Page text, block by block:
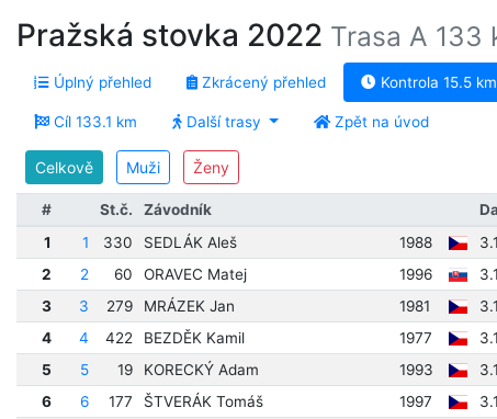
Pražská stovka 2022 Trasa A 133
Úplný přehled Zkrácený přehled Kontrola 15.5 km
Cíl 133.1 km Další trasy Zpět na úvod
Celkově Muži Ženy
# St.č. Závodník
1
1 330 SEDLÁK Aleš 1988
2
2 60 ORAVEC Matej 1996
3
3 279 MRÁZEK Jan 1981
4
4 422 BEZDĚK Kamil 1977
5
5 19 KORECKÝ Adam 1993
6
6 177 ŠTVERÁK Tomáš 1997